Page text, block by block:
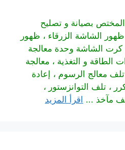
بصيانة و تصليح
الشاشة الزرقاء ، ظهور
كرت الشاشة وحدة معالجة
و التغذية ، معالجة
معالج الرسوم ، إعادة
، تلف التوانزستور ،
مآخذ ... اقرأ المزيد